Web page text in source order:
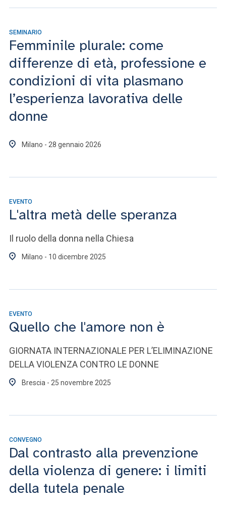
SEMINARIO
Femminile plurale: come
differenze di età, professione e
condizioni di vita plasmano
l’esperienza lavorativa delle
donne
Milano - 28 gennaio 2026
EVENTO
L'altra metà delle speranza
Il ruolo della donna nella Chiesa
Milano - 10 dicembre 2025
EVENTO
Quello che l'amore non è
GIORNATA INTERNAZIONALE PER L’ELIMINAZIONE
DELLA VIOLENZA CONTRO LE DONNE
Brescia - 25 novembre 2025
CONVEGNO
Dal contrasto alla prevenzione
della violenza di genere: i limiti
della tutela penale